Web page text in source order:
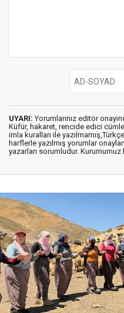
UYARI: Yorumlarınız editör
Küfür, hakaret, rencide edici
imla kuralları ile
harflerle yazılmış yorumlar
yazarları sorumludur.